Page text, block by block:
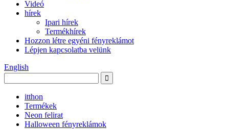
Videó
hírek
Ipari hírek
Termékhírek
Hozzon létre egyéni fényreklámot
Lépjen kapcsolatba velünk
English
itthon
Termékek
Neon felirat
Halloween fényreklámok